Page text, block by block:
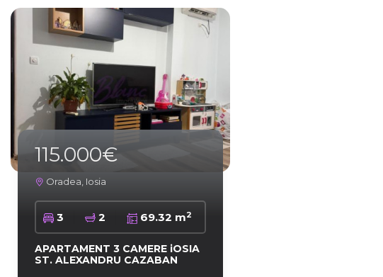
115.000€
Oradea, Iosia
3 2 69.32 m2
APARTAMENT 3 CAMERE iOSIA
ST. ALEXANDRU CAZABAN